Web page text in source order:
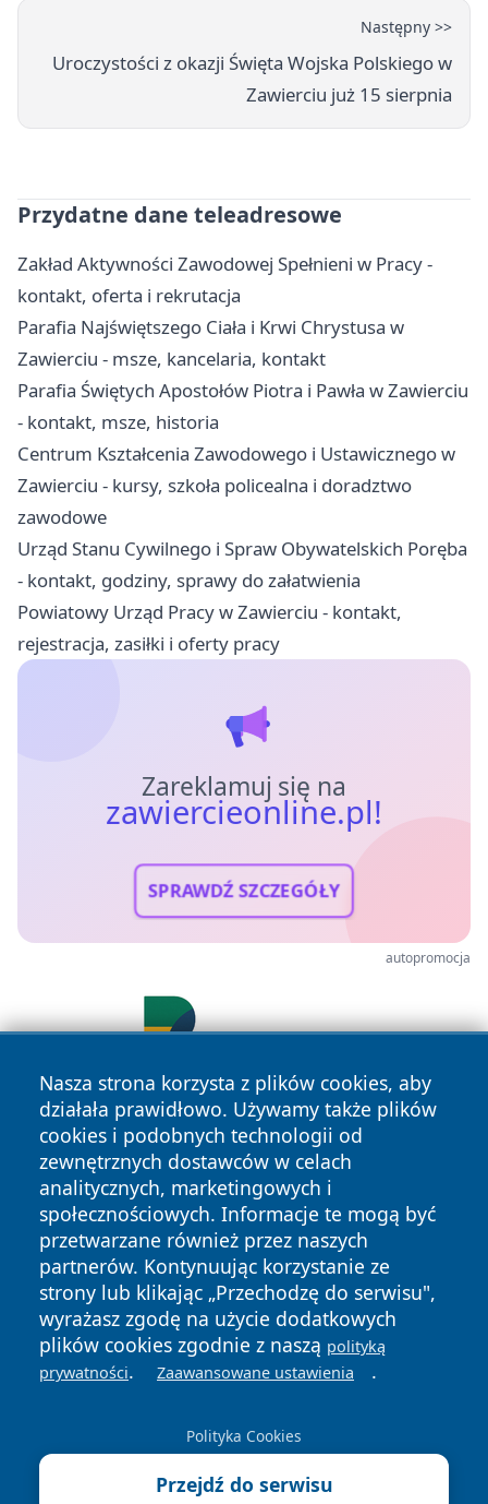
Następny >>
Uroczystości z okazji Święta Wojska Polskiego w
Zawierciu już 15 sierpnia
Przydatne dane teleadresowe
Zakład Aktywności Zawodowej Spełnieni w Pracy -
kontakt, oferta i rekrutacja
Parafia Najświętszego Ciała i Krwi Chrystusa w
Zawierciu - msze, kancelaria, kontakt
Parafia Świętych Apostołów Piotra i Pawła w Zawierciu
- kontakt, msze, historia
Centrum Kształcenia Zawodowego i Ustawicznego w
Zawierciu - kursy, szkoła policealna i doradztwo
zawodowe
Urząd Stanu Cywilnego i Spraw Obywatelskich Poręba
- kontakt, godziny, sprawy do załatwienia
Powiatowy Urząd Pracy w Zawierciu - kontakt,
rejestracja, zasiłki i oferty pracy
Zareklamuj się na
zawiercieonline.pl!
SPRAWDŹ SZCZEGÓŁY
autopromocja
Nasza strona korzysta z plików cookies, aby
działała prawidłowo. Używamy także plików
cookies i podobnych technologii od
zewnętrznych dostawców w celach
analitycznych, marketingowych i
społecznościowych. Informacje te mogą być
przetwarzane również przez naszych
partnerów. Kontynuując korzystanie ze
strony lub klikając „Przechodzę do serwisu",
wyrażasz zgodę na użycie dodatkowych
plików cookies zgodnie z naszą polityką
prywatności. Zaawansowane ustawienia .
Polityka Cookies
Przejdź do serwisu
Copyright © 2026 zawiercieonline.pl Wszystkie prawa
zastrzeżone.
News Autorzy
Polityka
Prywatności
Polityka
Cookies